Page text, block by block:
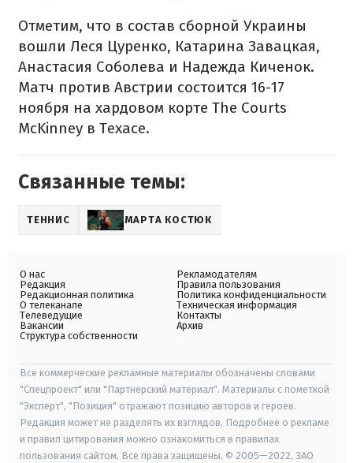
Отметим, что в состав сборной Украины
вошли Леся Цуренко, Катарина Завацкая,
Анастасия Соболева и Надежда Киченок.
Матч против Австрии состоится 16-17
ноября на хардовом корте The Courts
McKinney в Техасе.
Связанные темы:
ТЕННИС МАРТА КОСТЮК
О нас
Редакция
Редакционная политика
О телеканале
Телеведущие
Вакансии
Структура собственности
Рекламодателям
Правила пользования
Политика конфиденциальности
Техническая информация
Контакты
Архив
Все коммерческие рекламные материалы обозначены словами
"Спецпроект" или "Партнерский материал". Материалы с пометкой
"Эксперт", "Позиция" отражают позицию авторов и героев.
Редакция может не разделять их взглядов. Подробнее о рекламе
и правил цитирования можно ознакомиться в правилах
пользования сайтом. Все права защищены. © 2005—2022, ЗАО